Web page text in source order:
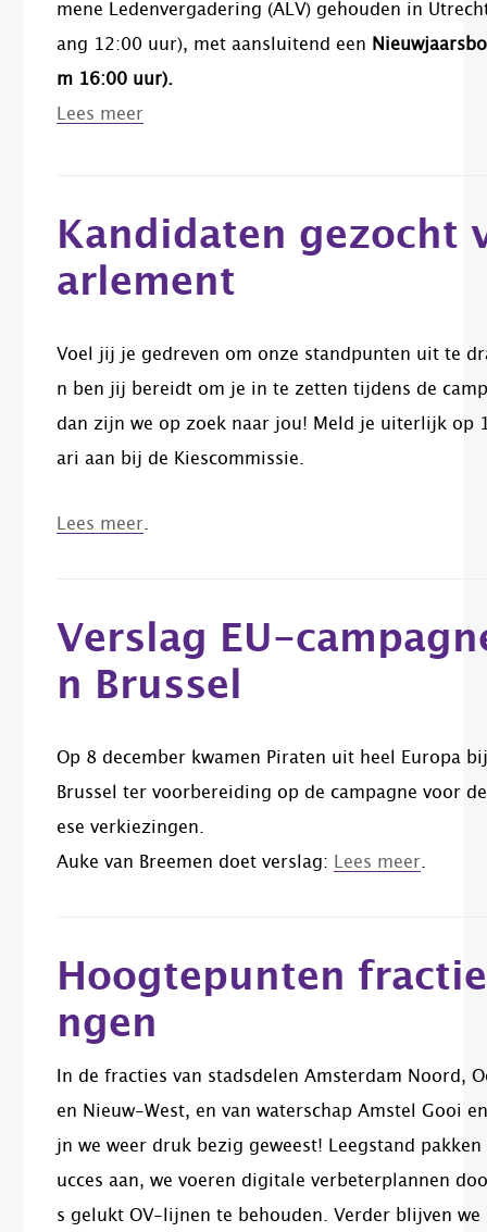
mene Ledenvergadering (ALV) gehouden in
ang 12:00 uur), met aansluitend een
m 16:00 uur).
Lees meer
Kandidaten gezocht
arlement
Voel jij je gedreven om onze standpunten uit te
n ben jij bereidt om je in te zetten tijdens de
dan zijn we op zoek naar jou! Meld je uiterlijk op
ari aan bij de Kiescommissie.
Lees meer.
Verslag EU-
n Brussel
Op 8 december kwamen Piraten uit heel Europa
Brussel ter voorbereiding op de campagne voor
ese verkiezingen.
Auke van Breemen doet verslag: Lees meer.
Hoogtepunten
ngen
In de fracties van stadsdelen Amsterdam Noord,
en Nieuw-West, en van waterschap Amstel Gooi
jn we weer druk bezig geweest! Leegstand
ucces aan, we voeren digitale verbeterplannen
s gelukt OV-lijnen te behouden. Verder blijven